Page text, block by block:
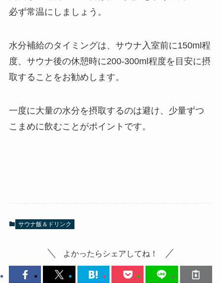
必ず常温にしましょう。
水分補給のタイミングは、サウナ入室前に150ml程
度、サウナ後の休憩時に200-300ml程度を目安に摂
取することをお勧めします。
一度に大量の水分を摂取するのは避け、少量ずつ
こまめに飲むことがポイントです。
サウナ飯＆ドリンク
よかったらシェアしてね！